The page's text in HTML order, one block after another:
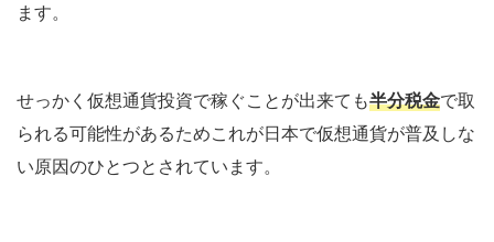
ます。
せっかく仮想通貨投資で稼ぐことが出来ても半分税金で取
られる可能性があるためこれが日本で仮想通貨が普及しな
い原因のひとつとされています。